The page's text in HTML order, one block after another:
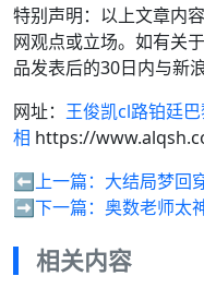
特别声明：以上文章内
网观点或立场。如有关
品发表后的30日内与新
网址： 王俊凯cl路铂廷
相 https://
⬅️上一篇： 大结局梦回
➡️下一篇： 奥数老师太
相关内容